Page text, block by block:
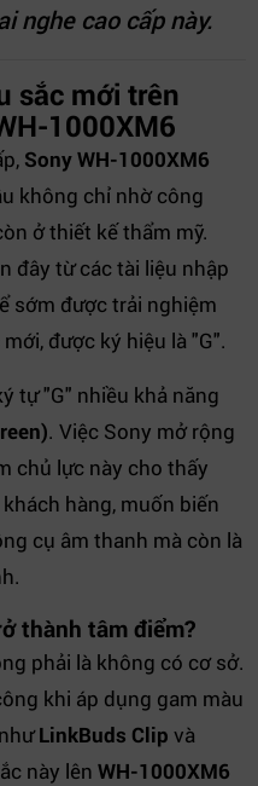
nghe cao cấp này.
sắc mới trên
1000XM6
Sony WH-1000XM6
không chỉ nhờ công
ở thiết kế thẩm mỹ.
đây từ các tài liệu nhập
sớm được trải nghiệm
được ký hiệu là "G".
tự "G" nhiều khả năng
. Việc Sony mở rộng
chủ lực này cho thấy
hàng, muốn biến
cụ âm thanh mà còn là
thành tâm điểm?
phải là không có cơ sở.
khi áp dụng gam màu
LinkBuds Clip và
này lên WH-1000XM6